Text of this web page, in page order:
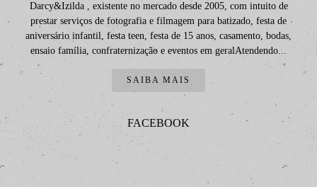
Darcy&Izilda , existente no mercado desde 2005, com intuito de
prestar serviços de fotografia e filmagem para batizado, festa de
aniversário infantil, festa teen, festa de 15 anos, casamento, bodas,
ensaio família, confraternização e eventos em geralAtendendo...
SAIBA MAIS
FACEBOOK